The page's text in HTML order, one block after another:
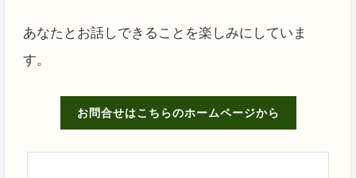
あなたとお話しできることを楽しみにしていま
す。
お問合せはこちらのホームページから